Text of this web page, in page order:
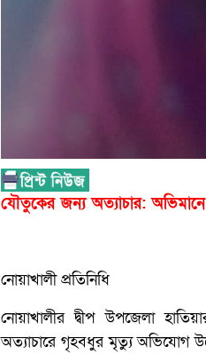
যৌতুকের জন্য অত্যাচার:
নোয়াখালী প্রতিনিধি
নোয়াখালীর দ্বীপ উপজেলা
অত্যাচারে গৃহবধুর মৃত্যু অভিযোগ